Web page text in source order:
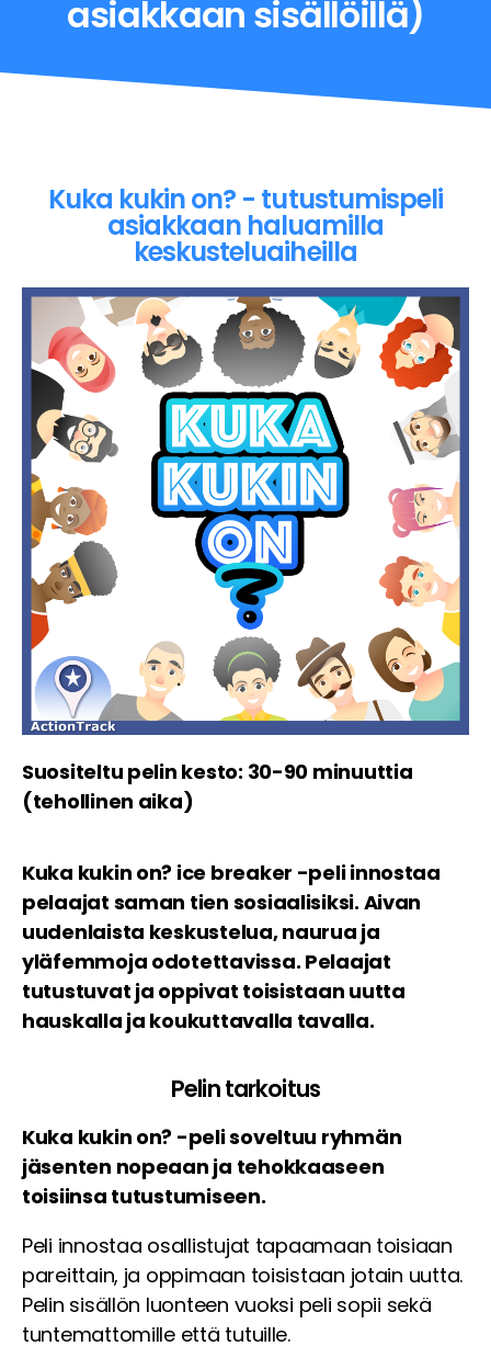
asiakkaan sisällöillä)
Kuka kukin on? - tutustumispeli
asiakkaan haluamilla
keskusteluaiheilla
Suositeltu pelin kesto: 30-90 minuuttia
(tehollinen aika)
Kuka kukin on? ice breaker -peli innostaa
pelaajat saman tien sosiaalisiksi. Aivan
uudenlaista keskustelua, naurua ja
yläfemmoja odotettavissa. Pelaajat
tutustuvat ja oppivat toisistaan uutta
hauskalla ja koukuttavalla tavalla.
Pelin tarkoitus
Kuka kukin on? -peli soveltuu ryhmän
jäsenten nopeaan ja tehokkaaseen
toisiinsa tutustumiseen.
Peli innostaa osallistujat tapaamaan toisiaan
pareittain, ja oppimaan toisistaan jotain uutta.
Pelin sisällön luonteen vuoksi peli sopii sekä
tuntemattomille että tutuille.